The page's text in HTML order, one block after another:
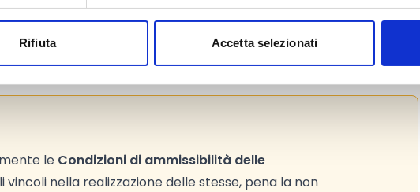
Rifiuta Accetta selezionati
il sito web ufficiale del bando per gli
addizionali.
le Condizioni di ammissibilità delle
nella realizzazione delle stesse, pena la non